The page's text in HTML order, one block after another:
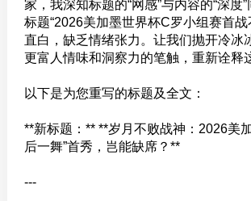
家，我深知标题的“网感”与内容的“深度
标题“2026美加墨世界杯C罗小组赛首战
直白，缺乏情绪张力。让我们抛开冷冰
更富人情味和洞察力的笔触，重新诠释
以下是为您重写的标题及全文：
**新标题：** **岁月不败战神：2026美
后一舞”首秀，岂能缺席？**
---